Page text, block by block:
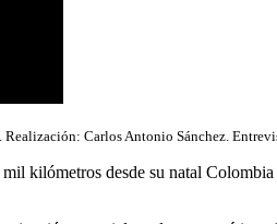
Realización: Carlos Antonio Sánchez.
kilómetros desde su natal